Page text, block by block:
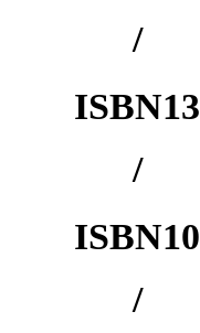
/
ISBN13
/
ISBN10
/